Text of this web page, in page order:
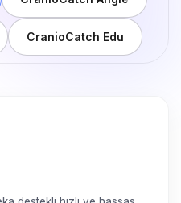
CranioCatch Edu